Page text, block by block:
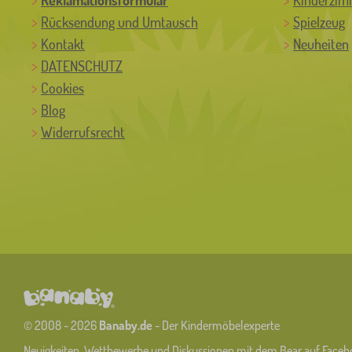
Rücksendung und Umtausch
Kontakt
DATENSCHUTZ
Cookies
Blog
Widerrufsrecht
Spielzeug
Neuheiten
© 2008 - 2026 Banaby.de- Der Kindermöbelexperte